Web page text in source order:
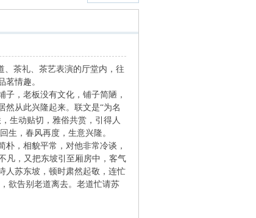
、茶礼、茶艺表演的厅堂内，往
情趣。
，老板没有文化，铺子简陋，
然从此兴隆起来。联文是“为名
生动贴切，雅俗共赏，引得人
生，春风再度，生意兴隆。
，相貌平常，对他非常冷谈，
凡，又把东坡引至厢房中，客气
人苏东坡，顿时肃然起敬，连忙
欲告别老道离去。老道忙请苏